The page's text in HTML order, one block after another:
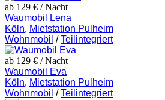
ab 129 € / Nacht
Waumobil Lena
Köln, Mietstation Pulheim
Wohnmobil /Teilintegriert
ab 129 € / Nacht
Waumobil Eva
Köln, Mietstation Pulheim
Wohnmobil /Teilintegriert